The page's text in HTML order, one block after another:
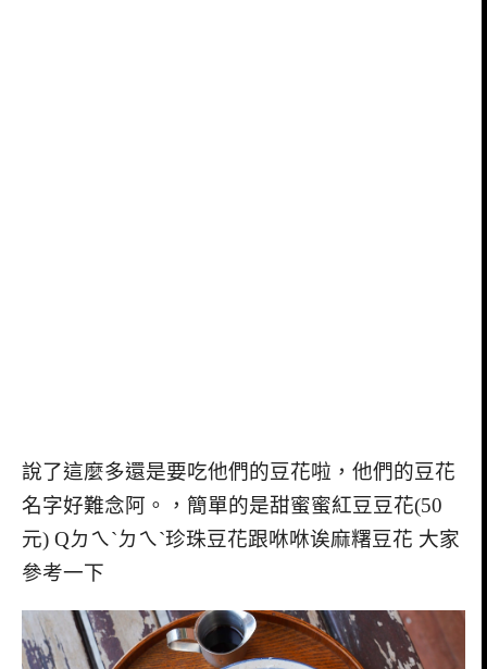
說了這麼多還是要吃他們的豆花啦，他們的豆花
名字好難念阿。，簡單的是甜蜜蜜紅豆豆花(50
元) Qㄉㄟˋㄉㄟˋ珍珠豆花跟咻咻诶麻糬豆花 大家
參考一下